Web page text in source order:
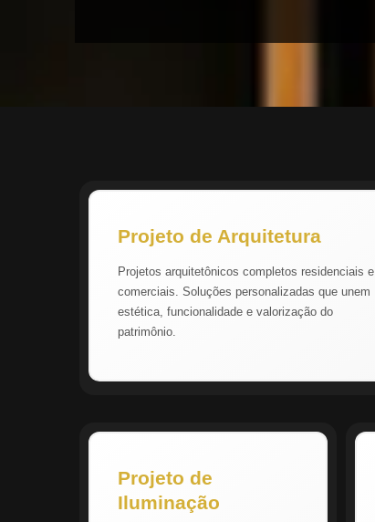
Projeto de Arquitetura
Projetos arquitetônicos completos residenciais e
comerciais. Soluções personalizadas que unem
estética, funcionalidade e valorização do
patrimônio.
Projeto de
Iluminação